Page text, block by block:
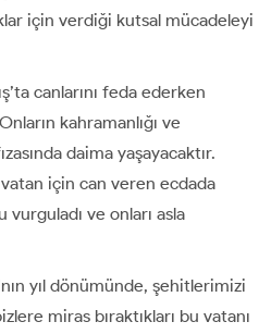
için verdiği kutsal mücadeleyi
canlarını feda ederken
kahramanlığı ve
daima yaşayacaktır.
için can veren ecdada
ve onları asla
yıl dönümünde, şehitlerimizi
miras bıraktıkları bu vatanı